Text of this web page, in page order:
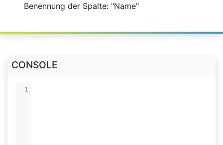
Benennung der Spalte: "Name"
CONSOLE
1